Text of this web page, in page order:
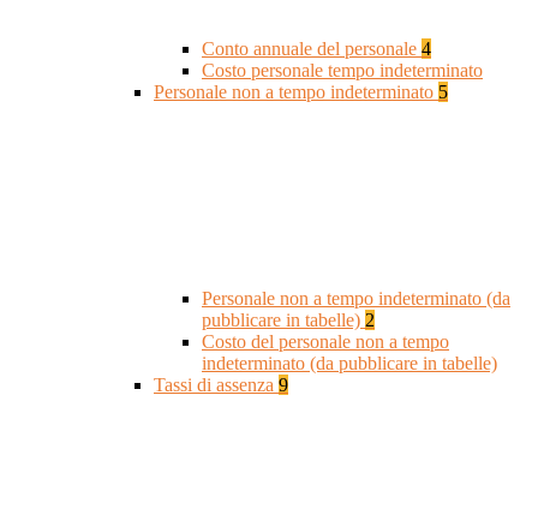
Conto annuale del personale 4
Costo personale tempo indeterminato
Personale non a tempo indeterminato 5
Personale non a tempo indeterminato (da
pubblicare in tabelle) 2
Costo del personale non a tempo
indeterminato (da pubblicare in tabelle)
Tassi di assenza 9